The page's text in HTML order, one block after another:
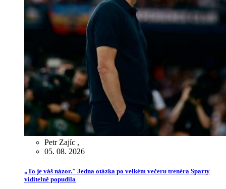
Petr Zajíc ,
05. 08. 2026
„To je váš názor." Jedna otázka po velkém večeru trenéra Sparty
viditelně popudila